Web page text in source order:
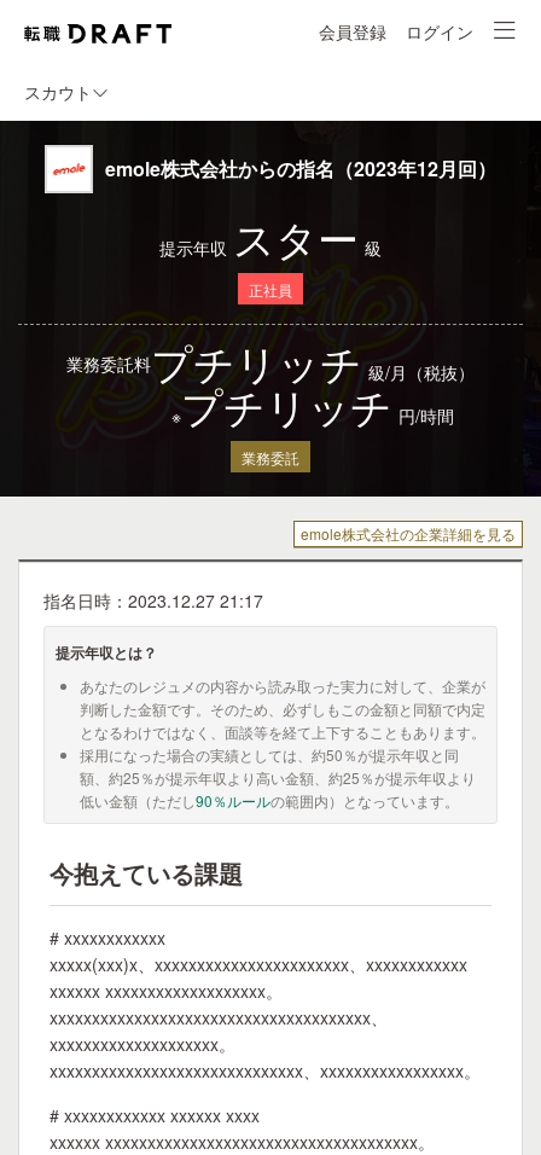
会員登録 ログイン
スカウト
emole株式会社からの指名（2023年12月回）
提示年収 スター 級
正社員
業務委託料プチリッチ 級/月（税抜）
※プチリッチ 円/時間
業務委託
emole株式会社の企業詳細を見る
指名日時：2023.12.27 21:17
提示年収とは？
あなたのレジュメの内容から読み取った実力に対して、企業が
判断した金額です。そのため、必ずしもこの金額と同額で内定
となるわけではなく、面談等を経て上下することもあります。
採用になった場合の実績としては、約50％が提示年収と同
額、約25％が提示年収より高い金額、約25％が提示年収より
低い金額（ただし90％ルールの範囲内）となっています。
今抱えている課題
# xxxxxxxxxxxx
xxxxx(xxx)x、xxxxxxxxxxxxxxxxxxxxxxx、xxxxxxxxxxxx
xxxxxx xxxxxxxxxxxxxxxxxxx。
xxxxxxxxxxxxxxxxxxxxxxxxxxxxxxxxxxxxxx、
xxxxxxxxxxxxxxxxxxxx。
xxxxxxxxxxxxxxxxxxxxxxxxxxxxxx、xxxxxxxxxxxxxxxxx。
# xxxxxxxxxxxx xxxxxx xxxx
xxxxxx xxxxxxxxxxxxxxxxxxxxxxxxxxxxxxxxxxxxx。